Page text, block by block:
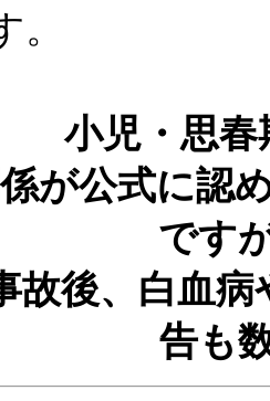
小児・思
が公式に認
です
故後、白血
告も